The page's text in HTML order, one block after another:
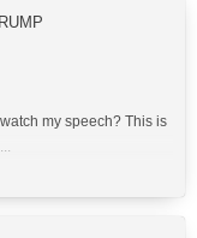
my speech? This is